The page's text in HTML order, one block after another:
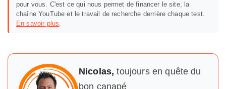
pour vous. C'est ce qui nous permet de financer le site, la
chaîne YouTube et le travail de recherche derrière chaque test.
En savoir plus.
Nicolas,toujours en quête du
bon canapé